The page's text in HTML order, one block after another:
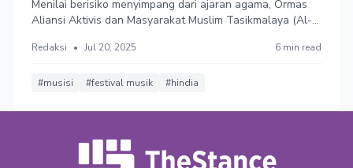
Menilai berisiko menyimpang dari ajaran agama, Ormas
Aliansi Aktivis dan Masyarakat Muslim Tasikmalaya (Al-
Baskara Putra. Hindia membantah tudingan sebagai
hanyalah ekspresi estetika.
Redaksi • Jul 20, 2025 6 min read
#musisi #festival musik #hindia